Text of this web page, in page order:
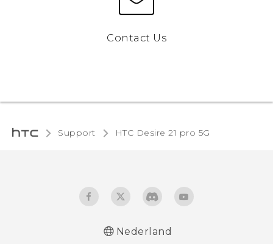
Contact Us
Support HTC Desire 21 pro 5G‎
Nederland